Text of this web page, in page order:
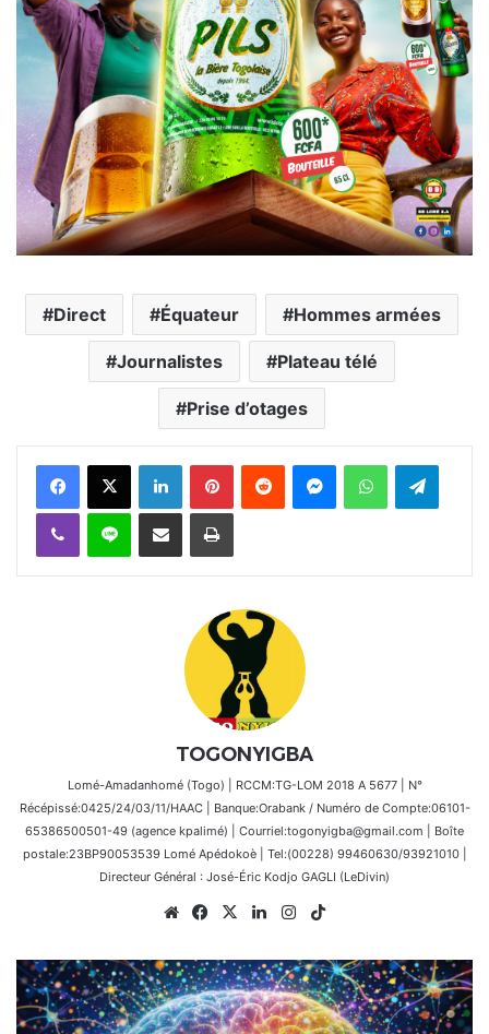
Direct Équateur Hommes armées
Journalistes Plateau télé
Prise d’otages
FacebookX Linkedin PinterestReddit MessengerWhatsAppTelegram
Viber Ligne Partager par email Imprimer
TOGONYIGBA
Lomé-Amadanhomé (Togo) | RCCM:TG-LOM 2018 A 5677 | N°
Récépissé:0425/24/03/11/HAAC | Banque:Orabank / Numéro de Compte:06101-
65386500501-49 (agence kpalimé) | Courriel:togonyigba@gmail.com | Boîte
postale:23BP90053539 Lomé Apédokoè | Tel:(00228) 99460630/93921010 |
Directeur Général : José-Éric Kodjo GAGLI (LeDivin)
WebsiteFacebook
X LinkedinInstagram